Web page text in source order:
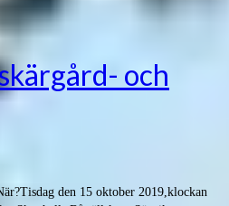
och
den 15 oktober 2019,klockan